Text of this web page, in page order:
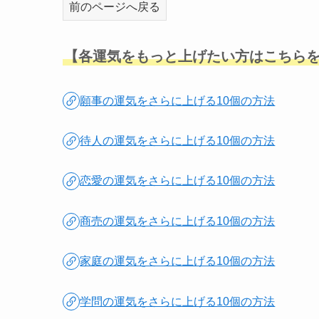
前のページへ戻る
【各運気をもっと上げたい方はこちら
願事の運気をさらに上げる10個の方法
待人の運気をさらに上げる10個の方法
恋愛の運気をさらに上げる10個の方法
商売の運気をさらに上げる10個の方法
家庭の運気をさらに上げる10個の方法
学問の運気をさらに上げる10個の方法